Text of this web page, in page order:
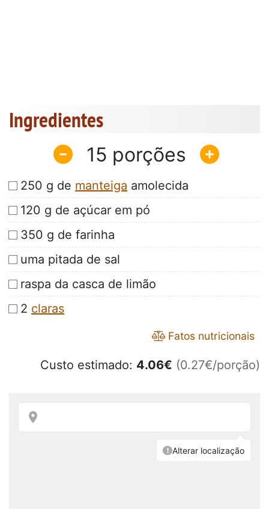
Ingredientes
15
250 g de manteiga amolecida
120 g de açúcar em pó
350 g de farinha
uma pitada de sal
raspa da casca de limão
2 claras
Fatos nutricionais
Custo estimado: 4.06€ (0.27€/porção)